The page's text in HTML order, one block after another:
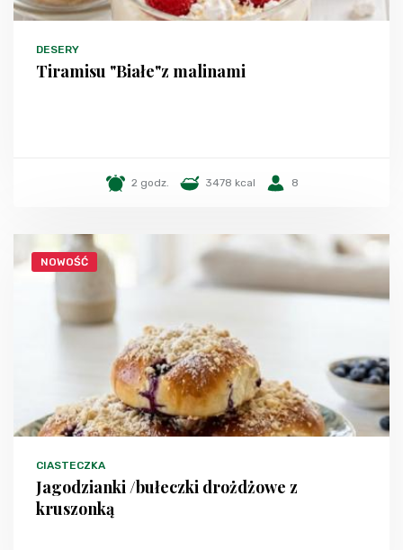
DESERY
Tiramisu "Białe"z malinami
2 godz. 3478 kcal 8
NOWOŚĆ
CIASTECZKA
Jagodzianki /bułeczki drożdżowe z
kruszonką